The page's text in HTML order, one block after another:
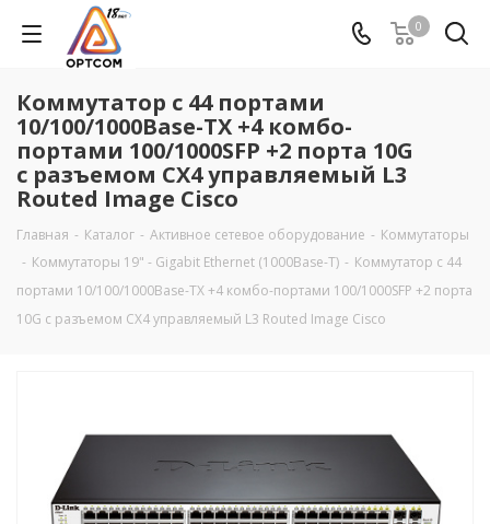
0
Коммутатор c 44 портами
10/100/1000Base-TX +4 комбо-
портами 100/1000SFP +2 порта 10G
c разъемом CX4 управляемый L3
Routed Image Cisco
Главная - Каталог - Активное сетевое оборудование - Коммутаторы
- Коммутаторы 19" - Gigabit Ethernet (1000Base-T) - Коммутатор c 44
портами 10/100/1000Base-TX +4 комбо-портами 100/1000SFP +2 порта
10G c разъемом CX4 управляемый L3 Routed Image Cisco